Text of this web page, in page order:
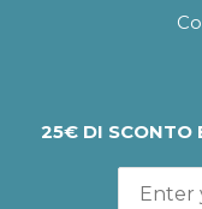
25€ DI SCONTO